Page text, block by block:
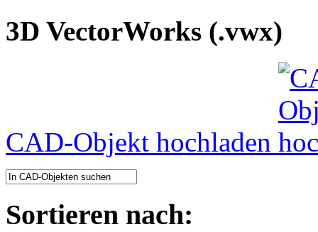
3D VectorWorks (.vwx)
CAD-Objekt hochladen
Sortieren nach: